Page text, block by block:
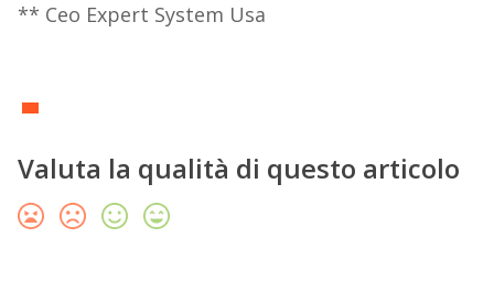
** Ceo Expert System Usa
Valuta la qualità di questo articolo